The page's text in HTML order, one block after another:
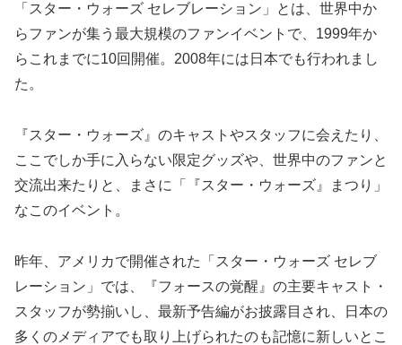
「スター・ウォーズ セレブレーション」とは、世界中か
らファンが集う最大規模のファンイベントで、1999年か
らこれまでに10回開催。2008年には日本でも行われまし
た。
『スター・ウォーズ』のキャストやスタッフに会えたり、
ここでしか手に入らない限定グッズや、世界中のファンと
交流出来たりと、まさに「『スター・ウォーズ』まつり」
なこのイベント。
昨年、アメリカで開催された「スター・ウォーズ セレブ
レーション」では、『フォースの覚醒』の主要キャスト・
スタッフが勢揃いし、最新予告編がお披露目され、日本の
多くのメディアでも取り上げられたのも記憶に新しいとこ